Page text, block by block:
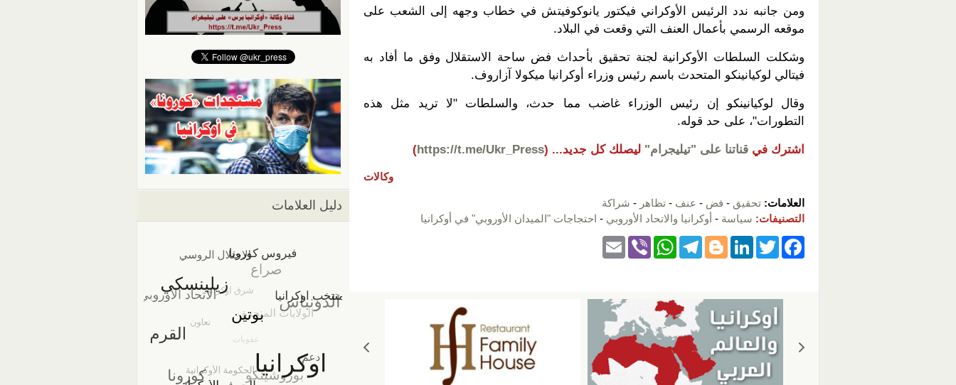
ومن جانبه ندد الرئيس الأوكراني فيكتور يانوكوفيتش في خطاب وجهه إلى الشعب على
موقعه الرسمي بأعمال العنف التي وقعت في البلاد.
وشكلت السلطات الأوكرانية لجنة تحقيق بأحداث فض ساحة الاستقلال وفق ما أفاد به
فيتالي لوكيانينكو المتحدث باسم رئيس وزراء أوكرانيا ميكولا آزاروف.
وقال لوكيانينكو إن رئيس الوزراء غاضب مما حدث، والسلطات "لا تريد مثل هذه
التطورات"، على حد قوله.
اشترك في قناتنا على "تيليجرام" ليصلك كل جديد... (
https://t.me/Ukr_Press
)
وكالات
العلامات: تحقيق - فض - عنف - تظاهر - شراكة
التصنيفات: سياسة - أوكرانيا والاتحاد الأوروبي - احتجاجات "الميدان الأوروبي" في أوكرانيا
F
e
b
o
T
er
Li
e
dI
n
Bl
g
er
T
gr
a
m
W
s
A
p
Vi
دليل العلامات